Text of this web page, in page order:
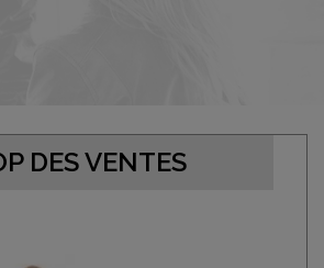
DES VENTES